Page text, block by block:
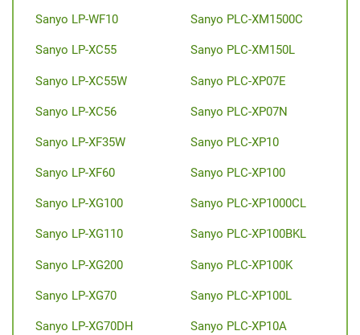
Sanyo LP-WF10
Sanyo LP-XC55
Sanyo LP-XC55W
Sanyo LP-XC56
Sanyo LP-XF35W
Sanyo LP-XF60
Sanyo LP-XG100
Sanyo LP-XG110
Sanyo LP-XG200
Sanyo LP-XG70
Sanyo LP-XG70DH
Sanyo PLC-XM1500C
Sanyo PLC-XM150L
Sanyo PLC-XP07E
Sanyo PLC-XP07N
Sanyo PLC-XP10
Sanyo PLC-XP100
Sanyo PLC-XP1000CL
Sanyo PLC-XP100BKL
Sanyo PLC-XP100K
Sanyo PLC-XP100L
Sanyo PLC-XP10A